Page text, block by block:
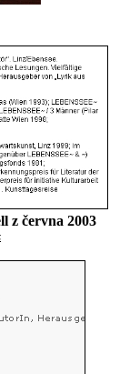
z června 2003